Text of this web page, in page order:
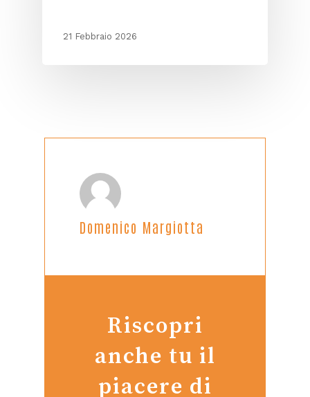
21 Febbraio 2026
Domenico Margiotta
Riscopri
anche tu il
piacere di